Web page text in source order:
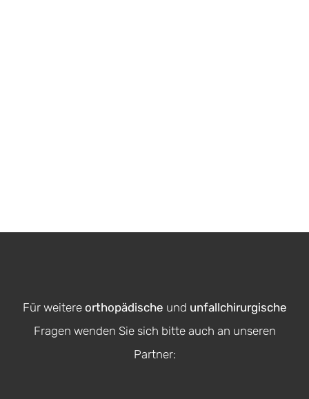
Für weitere orthopädische und unfallchirurgische
Fragen wenden Sie sich bitte auch an unseren
Partner: